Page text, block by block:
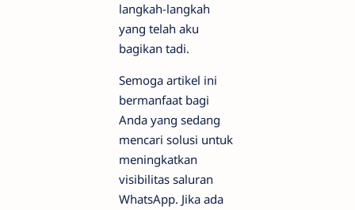
langkah-langkah
yang telah aku
bagikan tadi.
Semoga artikel ini
bermanfaat bagi
Anda yang sedang
mencari solusi untuk
meningkatkan
visibilitas saluran
WhatsApp. Jika ada